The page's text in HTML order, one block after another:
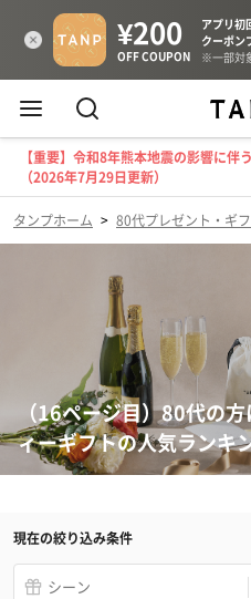
【重要】令和8年熊本地震の影響に
（2026年7月29日更新）
タンプホーム > 80代プレゼント・ギ
（16ページ目）80代の
ィーギフトの人気ランキ
現在の絞り込み条件
シーン